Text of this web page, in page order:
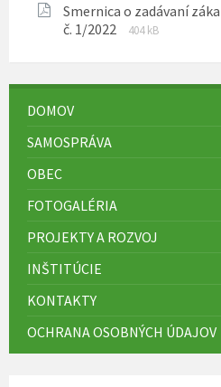
pdf
Smernica o zadávaní
č. 1/2022
Prípona
pdf
Veľkosť
404 kB
DOMOV
SAMOSPRÁVA
OBEC
FOTOGALÉRIA
PROJEKTY A ROZVOJ
INŠTITÚCIE
KONTAKTY
OCHRANA OSOBNÝCH ÚDAJOV